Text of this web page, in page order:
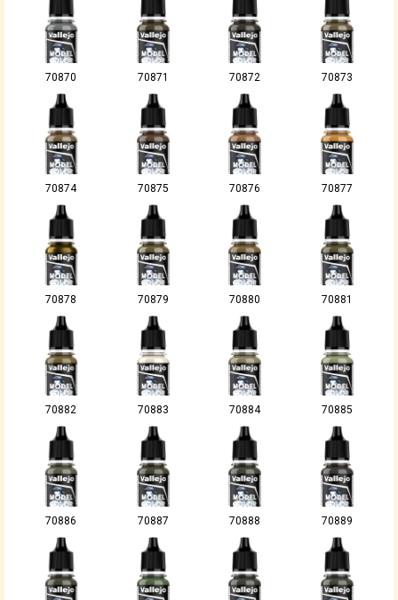
70870 70871 70872 70873
70874 70875 70876 70877
70878 70879 70880 70881
70882 70883 70884 70885
70886 70887 70888 70889